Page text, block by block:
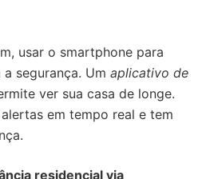
usar o smartphone para
segurança. Um aplicativo de
ver sua casa de longe.
em tempo real e tem
residencial via